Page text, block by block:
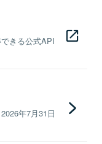
きる公式API
年7月31日